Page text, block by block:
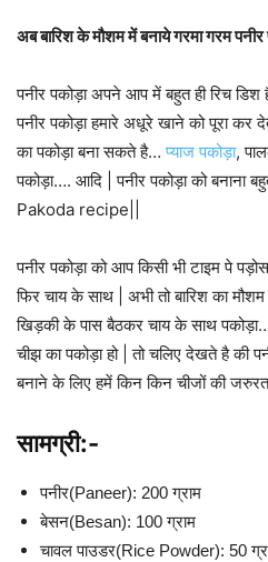
अब बारिश के मौशम में बनाये गरमा गरम पनीर
पनीर पकोड़ा अपने आप में बहुत ही रिच डिश
पनीर पकोड़ा हमारे अधूरे खाने को पूरा कर
का पकोड़ा बना सकते है…प्याज पकोड़ा,
पकोड़ा…. आदि | पनीर पकोड़ा को बनाना
Pakoda recipe||
पनीर पकोड़ा को आप किसी भी टाइम पे
फिर चाय के साथ | अभी तो बारिश का
खिड़की के पास बैठकर चाय के साथ
चीझ का पकोड़ा हो | तो चलिए देखते है की
बनाने के लिए हमें किन किन चीजों की जरुरत
सामग्री:-
पनीर(Paneer): 200 ग्राम
बेसन(Besan): 100 ग्राम
चावल पाउडर(Rice Powder): 50